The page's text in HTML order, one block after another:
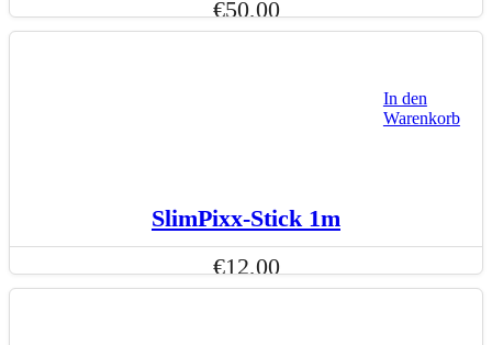
€50,00
In den
Warenkorb
SlimPixx-Stick 1m
€12,00